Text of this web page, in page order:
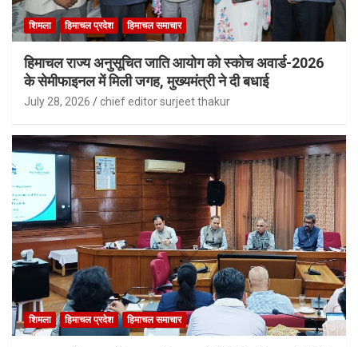
शिमला हिमाचल प्रदेश हिमाचल समाचार
हिमाचल राज्य अनुसूचित जाति आयोग को स्कोच अवार्ड-2026
के सेमीफाइनल में मिली जगह, मुख्यमंत्री ने दी बधाई
July 28, 2026 chief editor surjeet thakur
शिमला हिमाचल प्रदेश हिमाचल समाचार